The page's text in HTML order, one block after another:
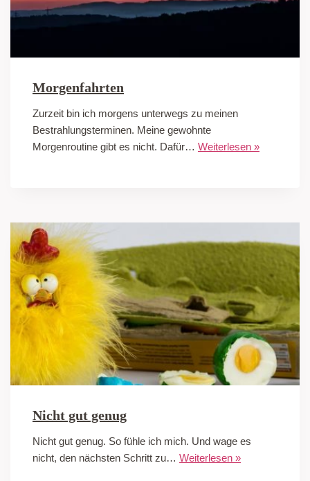
Morgenfahrten
Zurzeit bin ich morgens unterwegs zu meinen
Bestrahlungsterminen. Meine gewohnte
Morgenroutine gibt es nicht. Dafür… Weiterlesen »
Nicht gut genug
Nicht gut genug. So fühle ich mich. Und wage es
nicht, den nächsten Schritt zu… Weiterlesen »